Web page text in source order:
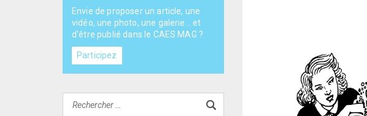
Envie de proposer un article, une
vidéo, une photo, une galerie... et
d'être publié dans le CAES MAG ?
Participez